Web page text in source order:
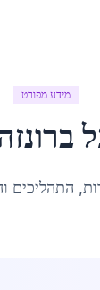
מידע מפורט
התהליכים